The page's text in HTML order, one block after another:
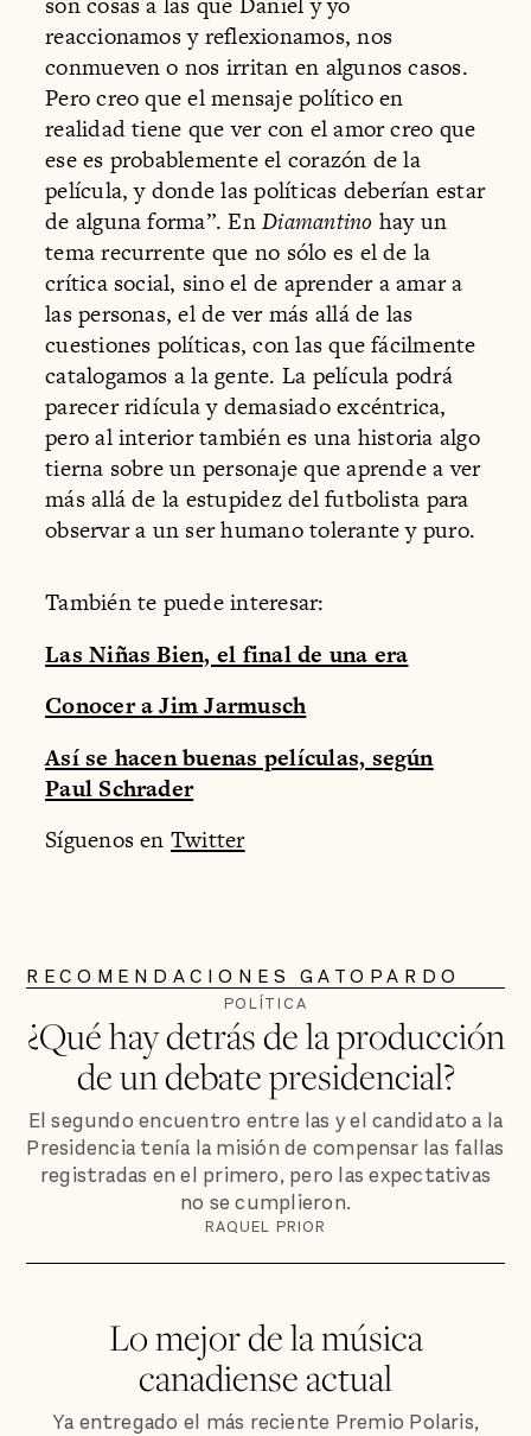
reaccionamos y reflexionamos, nos
conmueven o nos irritan en algunos casos.
Pero creo que el mensaje político en
realidad tiene que ver con el amor creo que
ese es probablemente el corazón de la
película, y donde las políticas deberían estar
de alguna forma”. EnDiamantino hay un
tema recurrente que no sólo es el de la
crítica social, sino el de aprender a amar a
las personas, el de ver más allá de las
cuestiones políticas, con las que fácilmente
catalogamos a la gente. La película podrá
parecer ridícula y demasiado excéntrica,
pero al interior también es una historia algo
tierna sobre un personaje que aprende a ver
más allá de la estupidez del futbolista para
observar a un ser humano tolerante y puro.
También te puede interesar:
Las Niñas Bien, el final de una era
Conocer a Jim Jarmusch
Así se hacen buenas películas, según
Paul Schrader
Síguenos en Twitter
RECOMENDACIONES GATOPARDO
POLÍTICA
¿Qué hay detrás de la producción
de un debate presidencial?
El segundo encuentro entre las y el candidato a la
Presidencia tenía la misión de compensar las fallas
registradas en el primero, pero las expectativas
no se cumplieron.
RAQUEL PRIOR
Lo mejor de la música
canadiense actual
Ya entregado el más reciente Premio Polaris,